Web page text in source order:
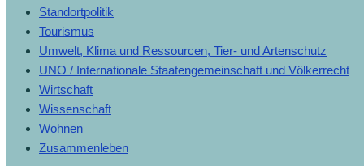
Standortpolitik
Tourismus
Umwelt, Klima und Ressourcen, Tier- und Artenschutz
UNO / Internationale Staatengemeinschaft und Völkerrecht
Wirtschaft
Wissenschaft
Wohnen
Zusammenleben